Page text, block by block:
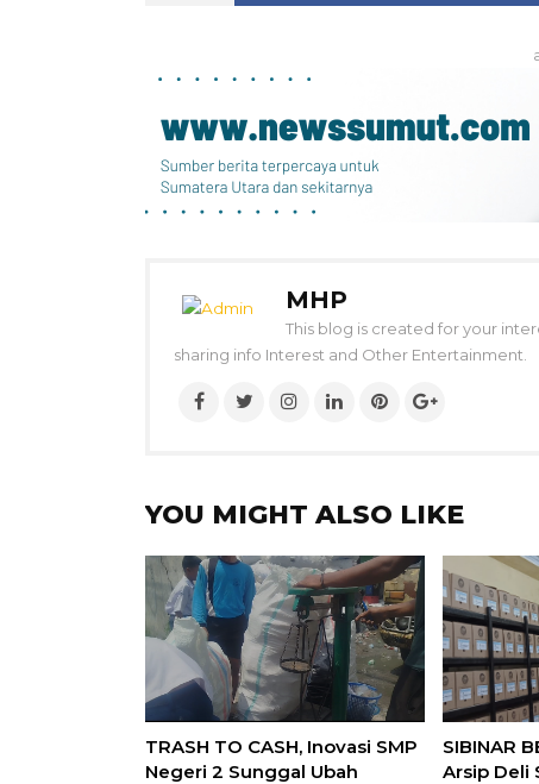
MHP
This blog is created for your
sharing info Interest and Other Entertainment.
YOU MIGHT ALSO LIKE
TRASH TO CASH, Inovasi SMP
Negeri 2 Sunggal Ubah
SIBINAR
Arsip Deli